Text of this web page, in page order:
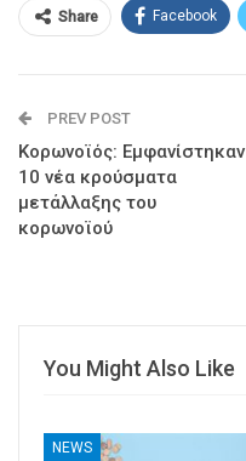
Share Facebook
PREV POST
Κορωνοϊός: Εμφανίστηκαν
10 νέα κρούσματα
μετάλλαξης του
κορωνοϊού
You Might Also Like
NEWS